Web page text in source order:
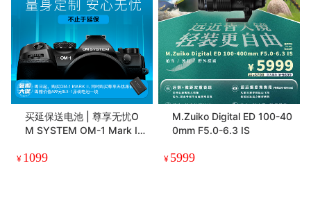
买延保送电池 | 尊享无忧O
M SYSTEM OM-1 Mark II
¥ 1099
M.Zuiko Digital ED 100-40
0mm F5.0-6.3 IS
¥ 5999